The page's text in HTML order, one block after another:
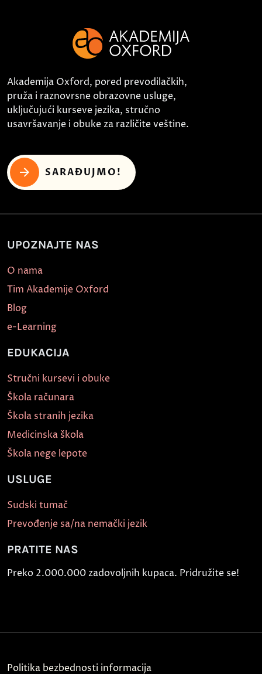
Akademija Oxford, pored prevodilačkih,
pruža i raznovrsne obrazovne usluge,
uključujući kurseve jezika, stručno
usavršavanje i obuke za različite veštine.
SARAĐUJMO!
UPOZNAJTE NAS
O nama
Tim Akademije Oxford
Blog
e-Learning
EDUKACIJA
Stručni kursevi i obuke
Škola računara
Škola stranih jezika
Medicinska škola
Škola nege lepote
USLUGE
Sudski tumač
Prevođenje sa/na nemački jezik
PRATITE NAS
Preko 2.000.000 zadovoljnih kupaca. Pridružite se!
Politika bezbednosti informacija